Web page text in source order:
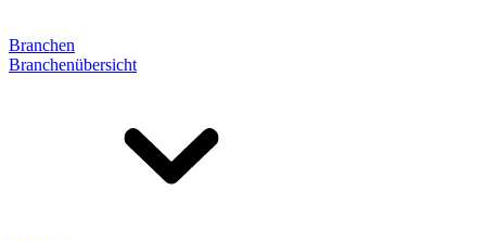
Branchen
Branchenübersicht